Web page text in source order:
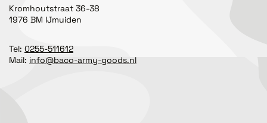
Kromhoutstraat 36-38
1976 BM IJmuiden
Tel: 0255-511612
Mail: info@baco-army-goods.nl